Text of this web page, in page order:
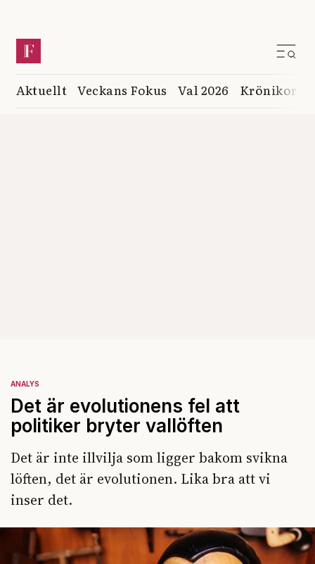
Aktuellt Veckans Fokus Val 2026 Krönikor
ANALYS
Det är evolutionens fel att
politiker bryter vallöften
Det är inte illvilja som ligger bakom svikna
löften, det är evolutionen. Lika bra att vi
inser det.